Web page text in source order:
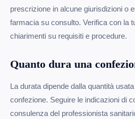
prescrizione in alcune giurisdizioni o
farmacia su consulto. Verifica con la
chiarimenti su requisiti e procedure.
Quanto dura una
La durata dipende dalla quantità
confezione. Seguire le indicazioni di
consulenza del professionista